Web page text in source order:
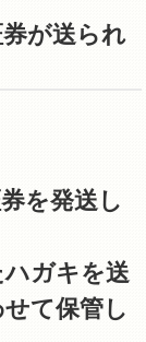
が送られ
を発送し
ガキを送
て保管し